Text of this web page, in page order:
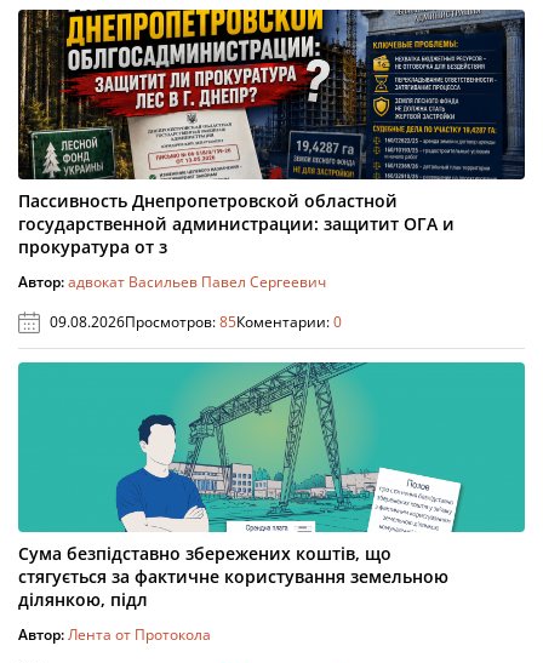
Пассивность Днепропетровской областной
государственной администрации: защитит ОГА и
прокуратура от з
Автор:адвокат Васильев Павел Сергеевич
09.08.2026Просмотров:85Коментарии:0
Сума безпідставно збережених коштів, що
стягується за фактичне користування земельною
ділянкою, підл
Автор:Лента от Протокола